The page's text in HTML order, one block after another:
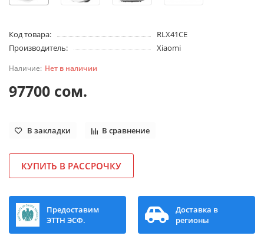
Код товара:
RLX41CE
Производитель:
Xiaomi
Нет в наличии
97700 сом.
В закладки В сравнение
КУПИТЬ В РАССРОЧКУ
Предоставим
ЭТТН ЭСФ.
Доставка в
регионы